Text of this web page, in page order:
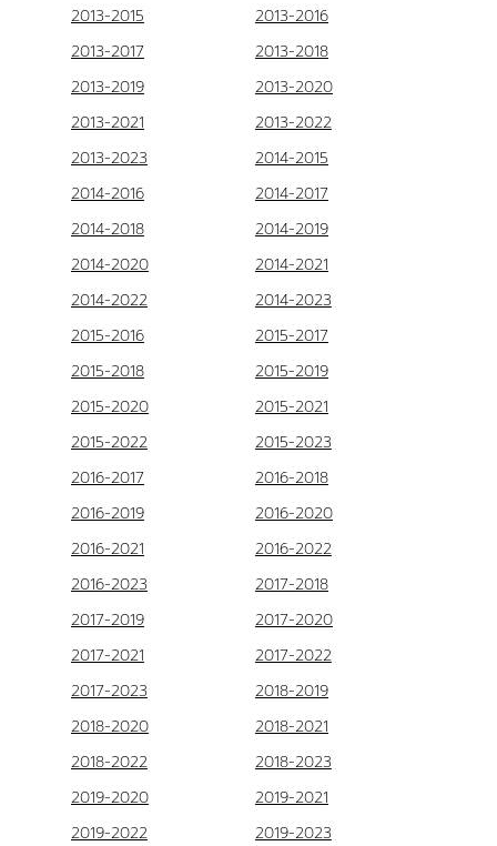
2013-2015
2013-2016
2013-2017
2013-2018
2013-2019
2013-2020
2013-2021
2013-2022
2013-2023
2014-2015
2014-2016
2014-2017
2014-2018
2014-2019
2014-2020
2014-2021
2014-2022
2014-2023
2015-2016
2015-2017
2015-2018
2015-2019
2015-2020
2015-2021
2015-2022
2015-2023
2016-2017
2016-2018
2016-2019
2016-2020
2016-2021
2016-2022
2016-2023
2017-2018
2017-2019
2017-2020
2017-2021
2017-2022
2017-2023
2018-2019
2018-2020
2018-2021
2018-2022
2018-2023
2019-2020
2019-2021
2019-2022
2019-2023